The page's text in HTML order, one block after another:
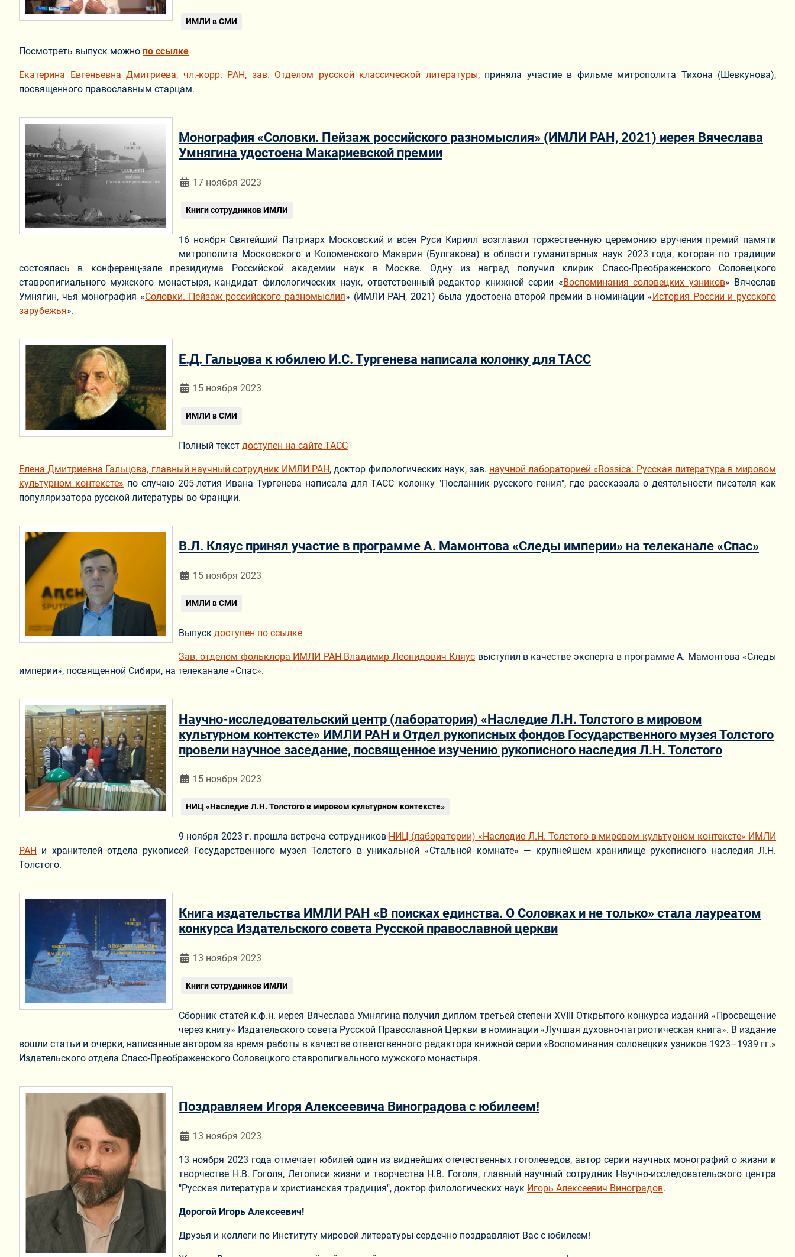
ИМЛИ в СМИ
Посмотреть выпуск можно по ссылке
Екатерина Евгеньевна Дмитриева, чл.-корр. РАН, зав. Отделом русской классической литературы, приняла участие в фильме митрополита Тихона (Шевкунова),
посвященного православным старцам.
Монография «Соловки. Пейзаж российского разномыслия» (ИМЛИ РАН, 2021) иерея Вячеслава
Умнягина удостоена Макариевской премии
Информация о материале
17 ноября 2023
Книги сотрудников ИМЛИ
16 ноября Святейший Патриарх Московский и всея Руси Кирилл возглавил торжественную церемонию вручения премий памяти
митрополита Московского и Коломенского Макария (Булгакова) в области гуманитарных наук 2023 года, которая по традиции
состоялась в конференц-зале президиума Российской академии наук в Москве. Одну из наград получил клирик Спасо-Преображенского Соловецкого
ставропигиального мужского монастыря, кандидат филологических наук, ответственный редактор книжной серии «Воспоминания соловецких узников» Вячеслав
Умнягин, чья монография «Соловки. Пейзаж российского разномыслия» (ИМЛИ РАН, 2021) была удостоена второй премии в номинации «История России и русского
зарубежья».
Е.Д. Гальцова к юбилею И.С. Тургенева написала колонку для ТАСС
Информация о материале
15 ноября 2023
ИМЛИ в СМИ
Полный текст доступен на сайте ТАСС
Елена Дмитриевна Гальцова, главный научный сотрудник ИМЛИ РАН, доктор филологических наук, зав. научной лабораторией «Rossiсa: Русская литература в мировом
культурном контексте» по случаю 205-летия Ивана Тургенева написала для ТАСС колонку "Посланник русского гения", где рассказала о деятельности писателя как
популяризатора русской литературы во Франции.
В.Л. Кляус принял участие в программе А. Мамонтова «Следы империи» на телеканале «Спас»
Информация о материале
15 ноября 2023
ИМЛИ в СМИ
Выпуск доступен по ссылке
Зав. отделом фольклора ИМЛИ РАН Владимир Леонидович Кляус выступил в качестве эксперта в программе А. Мамонтова «Следы
империи», посвященной Сибири, на телеканале «Спас».
Научно-исследовательский центр (лаборатория) «Наследие Л.Н. Толстого в мировом
культурном контексте» ИМЛИ РАН и Отдел рукописных фондов Государственного музея Толстого
провели научное заседание, посвященное изучению рукописного наследия Л.Н. Толстого
Информация о материале
15 ноября 2023
НИЦ «Наследие Л.Н. Толстого в мировом культурном контексте»
9 ноября 2023 г. прошла встреча сотрудников НИЦ (лаборатории) «Наследие Л.Н. Толстого в мировом культурном контексте» ИМЛИ
РАН и хранителей отдела рукописей Государственного музея Толстого в уникальной «Стальной комнате» — крупнейшем хранилище рукописного наследия Л.Н.
Толстого.
Книга издательства ИМЛИ РАН «В поисках единства. О Соловках и не только» стала лауреатом
конкурса Издательского совета Русской православной церкви
Информация о материале
13 ноября 2023
Книги сотрудников ИМЛИ
Сборник статей к.ф.н. иерея Вячеслава Умнягина получил диплом третьей степени XVIII Открытого конкурса изданий «Просвещение
через книгу» Издательского совета Русской Православной Церкви в номинации «Лучшая духовно-патриотическая книга». В издание
вошли статьи и очерки, написанные автором за время работы в качестве ответственного редактора книжной серии «Воспоминания соловецких узников 1923–1939 гг.»
Издательского отдела Спасо-Преображенского Соловецкого ставропигиального мужского монастыря.
Поздравляем Игоря Алексеевича Виноградова с юбилеем!
Информация о материале
13 ноября 2023
13 ноября 2023 года отмечает юбилей один из виднейших отечественных гоголеведов, автор серии научных монографий о жизни и
творчестве Н.В. Гоголя, Летописи жизни и творчества Н.В. Гоголя, главный научный сотрудник Научно-исследовательского центра
"Русская литература и христианская традиция", доктор филологических наук Игорь Алексеевич Виноградов.
Дорогой Игорь Алексеевич!
Друзья и коллеги по Институту мировой литературы сердечно поздравляют Вас с юбилеем!